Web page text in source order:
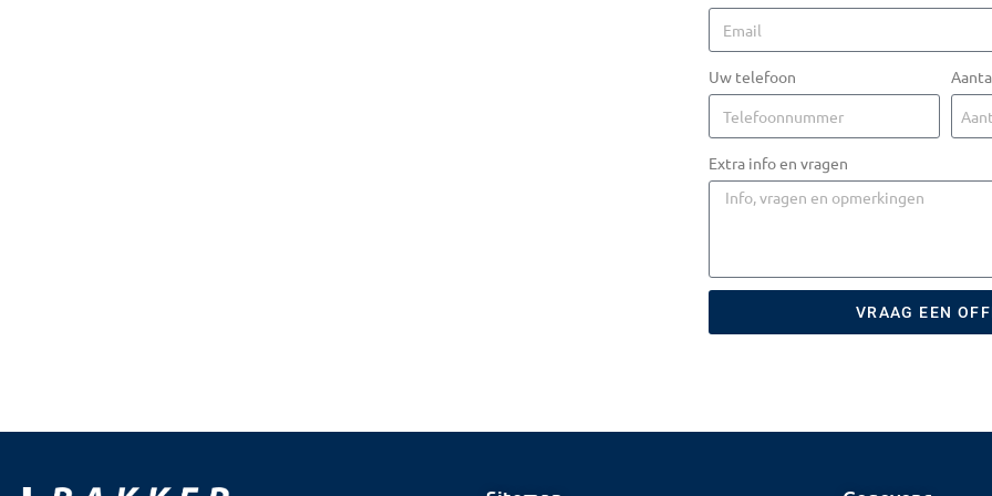
Uw telefoon
Extra info en vragen
VRAAG EEN